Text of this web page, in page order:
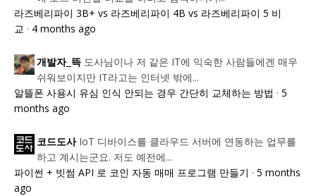
라즈베리파이 3B+ vs 라즈베리파이 4B vs 라즈베리파이 5 비
교 · 4 months ago
개발자_뜩 도사님이나 저 같은 IT에 익숙한 사람들에겐 매우
쉬워보이지만 IT라고는 인터넷 밖에...
알뜰폰 사용시 유심 인식 안되는 경우 간단히 교체하는 방법 · 5
months ago
코드도사 IoT 디바이스를 클라우드 서버에 연동하는 업무를
하고 계시는군요. 저도 예전에...
파이썬 + 빗썸 API 로 코인 자동 매매 프로그램 만들기 · 5 months
ago